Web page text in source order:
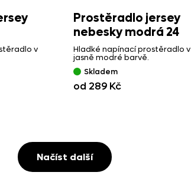
v
Prostěradlo jersey
nebesky modrá 24
Hladké napínací prostěradlo v
jasně modré barvě.
Skladem
od 289 Kč
Načíst další